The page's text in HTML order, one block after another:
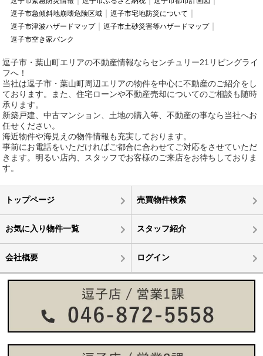
逗子市急傾斜地崩壊危険区域
逗子市宅地防災について
逗子市津波ハザードマップ
逗子市土砂災害等ハザードマップ
逗子市空き家バンク
逗子市・葉山町エリアの不動産情報ならセンチュリー21リビングライ
フへ！
当社は逗子市・葉山町周辺エリアの物件を中心に不動産のご紹介をし
ております。また、住宅ローンや不動産売却についてのご相談も随時
承ります。
新築戸建、中古マンション、土地の購入等、不動産の事なら当社へお
任せください。
海近物件や海見えの物件情報も充実しております。
事前にお電話をいただければご都合に合わせてご対応をさせていただ
きます。明るい店内、スタッフでお客様のご来店をお待ちしておりま
す。
トップページ 売買物件検索
お気に入り物件一覧 スタッフ紹介
会社概要 ログイン